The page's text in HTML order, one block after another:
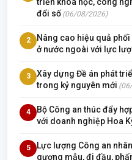
đổi số (06/08/2026)
2
Nâng cao hiệu quả
ở nước ngoài với lực
3
Xây dựng Đề án phát
trong kỷ nguyên mới
4
Bộ Công an thúc đẩy
với doanh nghiệp Hoa
5
Lực lượng Công an
gương mẫu, đi đầu,